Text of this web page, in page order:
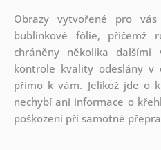
Obrazy vytvořené pro
bublinkové fólie, přičemž
chráněny několika dalšími
kontrole kvality odeslány v
přímo k vám. Jelikož jde o
nechybí ani informace o
poškození při samotné